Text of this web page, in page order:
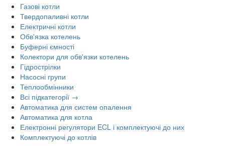
Газові котли
Твердопаливні котли
Електричні котли
Обв'язка котелень
Буферні ємності
Колектори для обв'язки котелень
Гідрострілки
Насосні групи
Теплообмінники
Всі підкатегорії →
Автоматика для систем опалення
Автоматика для котла
Електронні регулятори ECL і комплектуючі до них
Комплектуючі до котлів